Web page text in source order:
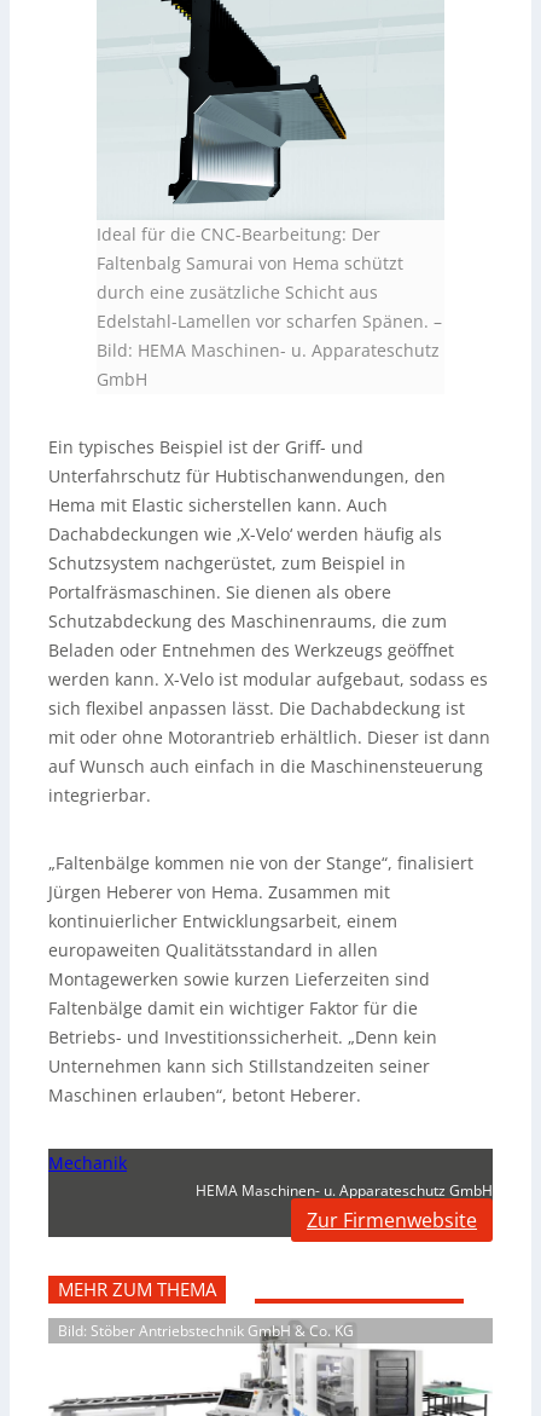
Ideal für die CNC-Bearbeitung: Der
Faltenbalg Samurai von Hema schützt
durch eine zusätzliche Schicht aus
Edelstahl-Lamellen vor scharfen Spänen. –
Bild: HEMA Maschinen- u. Apparateschutz
GmbH
Ein typisches Beispiel ist der Griff- und
Unterfahrschutz für Hubtischanwendungen, den
Hema mit Elastic sicherstellen kann. Auch
Dachabdeckungen wie ‚X-Velo‘ werden häufig als
Schutzsystem nachgerüstet, zum Beispiel in
Portalfräsmaschinen. Sie dienen als obere
Schutzabdeckung des Maschinenraums, die zum
Beladen oder Entnehmen des Werkzeugs geöffnet
werden kann. X-Velo ist modular aufgebaut, sodass es
sich flexibel anpassen lässt. Die Dachabdeckung ist
mit oder ohne Motorantrieb erhältlich. Dieser ist dann
auf Wunsch auch einfach in die Maschinensteuerung
integrierbar.
„Faltenbälge kommen nie von der Stange“, finalisiert
Jürgen Heberer von Hema. Zusammen mit
kontinuierlicher Entwicklungsarbeit, einem
europaweiten Qualitätsstandard in allen
Montagewerken sowie kurzen Lieferzeiten sind
Faltenbälge damit ein wichtiger Faktor für die
Betriebs- und Investitionssicherheit. „Denn kein
Unternehmen kann sich Stillstandzeiten seiner
Maschinen erlauben“, betont Heberer.
Mechanik
HEMA Maschinen- u. Apparateschutz GmbH
Zur Firmenwebsite
MEHR ZUM THEMA
Bild: Stöber Antriebstechnik GmbH & Co. KG